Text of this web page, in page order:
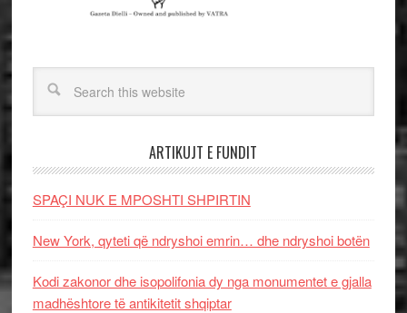
ARTIKUJT E FUNDIT
SPAÇI NUK E MPOSHTI SHPIRTIN
New York, qyteti që ndryshoi emrin… dhe ndryshoi botën
Kodi zakonor dhe isopolifonia dy nga monumentet e gjalla
madhështore të antikitetit shqiptar